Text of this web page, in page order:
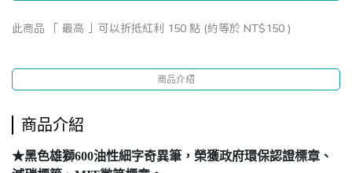
此商品 「 最高 」可以折抵紅利 150 點 (約等於 NT$150 )
商品介紹
商品介紹
★黑色雄獅600油性細字奇異筆，榮獲政府環保認證標章、